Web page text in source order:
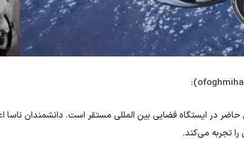
حاضر در ایستگاه فضایی بین المللی مستقر است. دانشمندان ناسا
تجربه می‌کند.